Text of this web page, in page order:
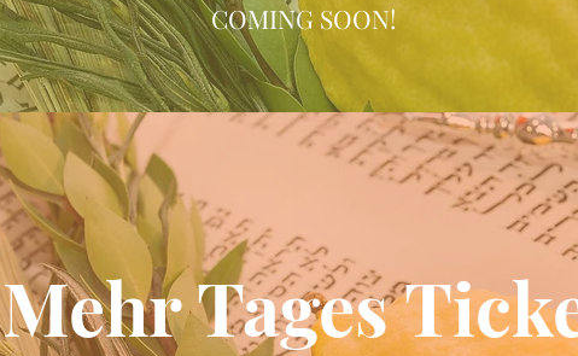
COMING SOON!
Mehr Tages